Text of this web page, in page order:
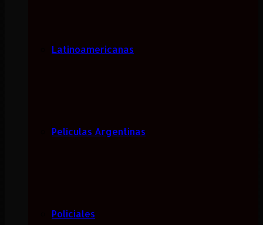
Latinoamericanas
Películas Argentinas
Policiales